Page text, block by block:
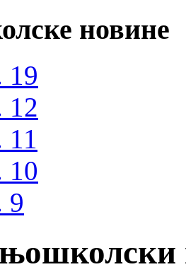
новине
19
12
11
10
9